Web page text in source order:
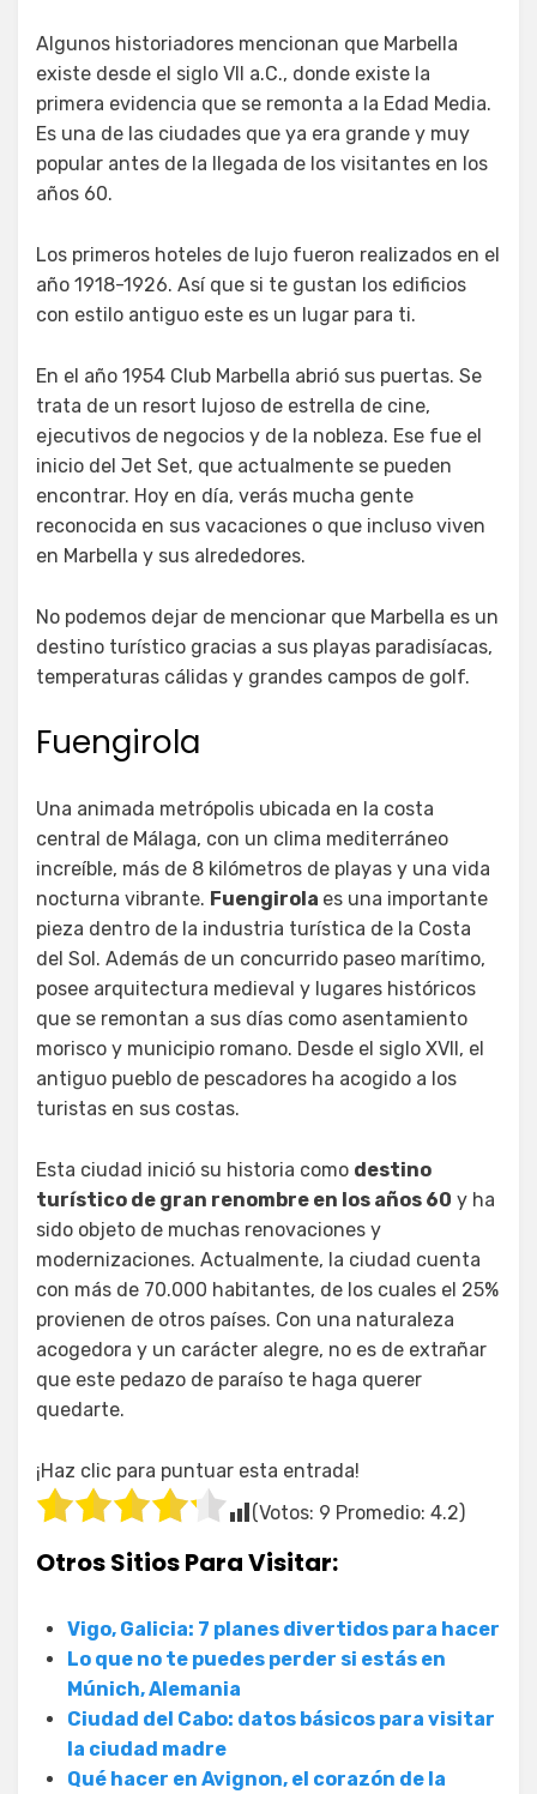
Algunos historiadores mencionan que Marbella
existe desde el siglo VII a.C., donde existe la
primera evidencia que se remonta a la Edad Media.
Es una de las ciudades que ya era grande y muy
popular antes de la llegada de los visitantes en los
años 60.
Los primeros hoteles de lujo fueron realizados en el
año 1918-1926. Así que si te gustan los edificios
con estilo antiguo este es un lugar para ti.
En el año 1954 Club Marbella abrió sus puertas. Se
trata de un resort lujoso de estrella de cine,
ejecutivos de negocios y de la nobleza. Ese fue el
inicio del Jet Set, que actualmente se pueden
encontrar. Hoy en día, verás mucha gente
reconocida en sus vacaciones o que incluso viven
en Marbella y sus alrededores.
No podemos dejar de mencionar que Marbella es un
destino turístico gracias a sus playas paradisíacas,
temperaturas cálidas y grandes campos de golf.
Fuengirola
Una animada metrópolis ubicada en la costa
central de Málaga, con un clima mediterráneo
increíble, más de 8 kilómetros de playas y una vida
nocturna vibrante. Fuengirola es una importante
pieza dentro de la industria turística de la Costa
del Sol. Además de un concurrido paseo marítimo,
posee arquitectura medieval y lugares históricos
que se remontan a sus días como asentamiento
morisco y municipio romano. Desde el siglo XVII, el
antiguo pueblo de pescadores ha acogido a los
turistas en sus costas.
Esta ciudad inició su historia como destino
turístico de gran renombre en los años 60 y ha
sido objeto de muchas renovaciones y
modernizaciones. Actualmente, la ciudad cuenta
con más de 70.000 habitantes, de los cuales el 25%
provienen de otros países. Con una naturaleza
acogedora y un carácter alegre, no es de extrañar
que este pedazo de paraíso te haga querer
quedarte.
¡Haz clic para puntuar esta entrada!
(Votos: 9 Promedio: 4.2)
Otros Sitios Para Visitar:
Vigo, Galicia: 7 planes divertidos para hacer
Lo que no te puedes perder si estás en
Múnich, Alemania
Ciudad del Cabo: datos básicos para visitar
la ciudad madre
Qué hacer en Avignon, el corazón de la